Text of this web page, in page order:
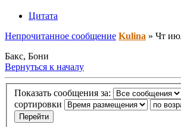
Цитата
Непрочитанное сообщение Kulina » Чт
Бакс, Бони
Вернуться к началу
Показать сообщения за:
сортировки